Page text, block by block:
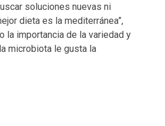
soluciones nuevas ni
dieta es la mediterránea”,
la importancia de la variedad y
microbiota le gusta la